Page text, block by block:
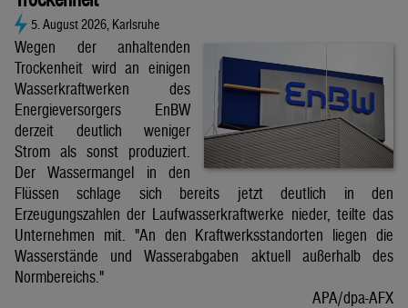
5. August 2026, Karlsruhe
Wegen der anhaltenden
Trockenheit wird an einigen
Wasserkraftwerken des
Energieversorgers EnBW
derzeit deutlich weniger
Strom als sonst produziert.
Der Wassermangel in den
Flüssen schlage sich bereits jetzt deutlich in den
Erzeugungszahlen der Laufwasserkraftwerke nieder, teilte das
Unternehmen mit. "An den Kraftwerksstandorten liegen die
Wasserstände und Wasserabgaben aktuell außerhalb des
Normbereichs."
APA/dpa-AFX